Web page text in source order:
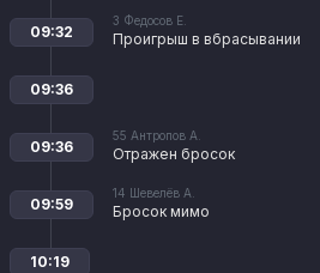
3 Федосов Е.
Проигрыш в вбрасывании
09:32
09:36
55 Антропов А.
Отражен бросок
09:36
14 Шевелёв А.
Бросок мимо
09:59
10:19